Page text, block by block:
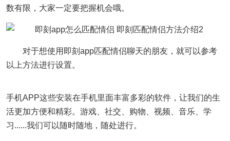
数有限，大家一定要把握机会哦。
对于想使用即刻app匹配情侣聊天的朋友，就可以参考
以上方法进行设置。
手机APP这些安装在手机里面丰富多彩的软件，让我们的生
活更加方便和精彩。游戏、社交、购物、视频、音乐、学
习......我们可以随时随地，随处进行。